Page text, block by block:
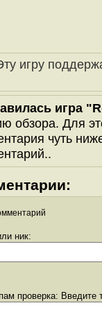
игру
игра
обзора. Для
чуть
ник:
проверка: Введите